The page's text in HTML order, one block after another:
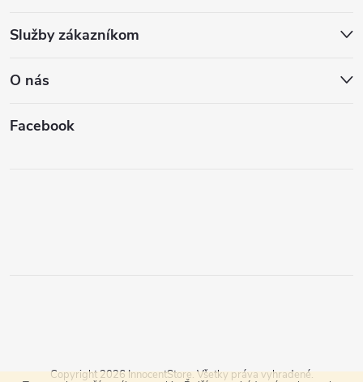
Služby zákazníkom
O nás
Facebook
Copyright 2026 InnocentStore. Všetky práva vyhradené.